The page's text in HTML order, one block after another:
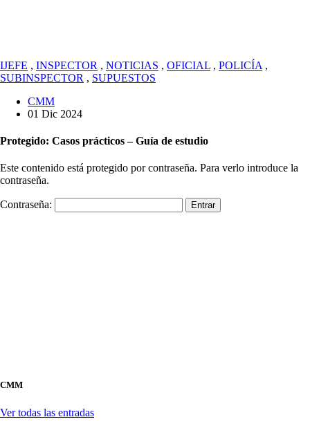
IJEFE , INSPECTOR , NOTICIAS , OFICIAL , POLICÍA ,
SUBINSPECTOR , SUPUESTOS
CMM
01 Dic 2024
Protegido: Casos prácticos – Guía de estudio
Este contenido está protegido por contraseña. Para verlo introduce la
contraseña.
Contraseña:
CMM
Ver todas las entradas